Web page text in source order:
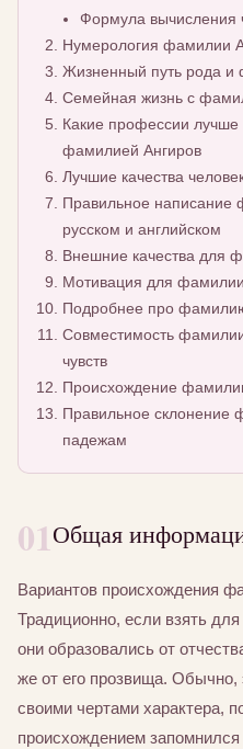
Формула вычисления
Нумерология фамилии
Жизненный путь рода и
Семейная жизнь с
Какие профессии лучше
фамилией Ангиров
Лучшие качества
Правильное написание
русском и английском
Внешние качества для
Мотивация для
Подробнее про
Совместимость
чувств
Происхождение
Правильное склонение
падежам
01Общая
Вариантов происхождения
Традиционно, если взять
они образовались от
же от его прозвища.
своими чертами характера,
происхождением